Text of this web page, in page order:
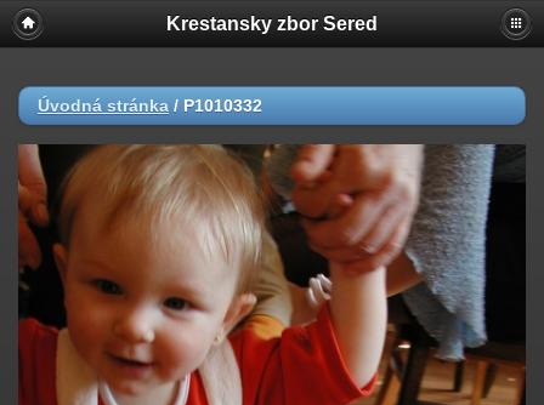
Krestansky zbor Sered
Úvodná stránka / P1010332